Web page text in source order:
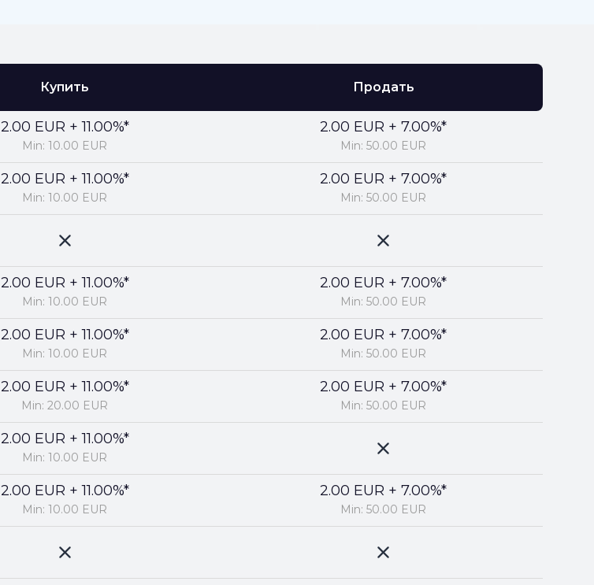
Купить
2.00 EUR + 11.00%*
Min: 10.00 EUR
2.00 EUR + 11.00%*
Min: 10.00 EUR
2.00 EUR + 11.00%*
Min: 10.00 EUR
2.00 EUR + 11.00%*
Min: 10.00 EUR
2.00 EUR + 11.00%*
Min: 20.00 EUR
2.00 EUR + 11.00%*
Min: 10.00 EUR
2.00 EUR + 11.00%*
Min: 10.00 EUR
Продать
2.00 EUR + 7.00%*
Min: 50.00 EUR
2.00 EUR + 7.00%*
Min: 50.00 EUR
2.00 EUR + 7.00%*
Min: 50.00 EUR
2.00 EUR + 7.00%*
Min: 50.00 EUR
2.00 EUR + 7.00%*
Min: 50.00 EUR
2.00 EUR + 7.00%*
Min: 50.00 EUR